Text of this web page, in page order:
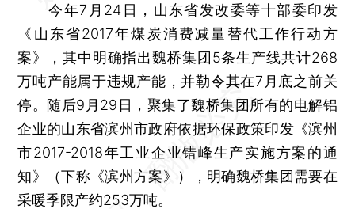
今年7月24日，山东省发改委等十部委印发
《山东省2017年煤炭消费减量替代工作行动方
案》，其中明确指出魏桥集团5条生产线共计268
万吨产能属于违规产能，并勒令其在7月底之前关
停。随后9月29日，聚集了魏桥集团所有的电解铝
企业的山东省滨州市政府依据环保政策印发《滨州
市2017-2018年工业企业错峰生产实施方案的通
知》（下称《滨州方案》），明确魏桥集团需要在
采暖季限产约253万吨。